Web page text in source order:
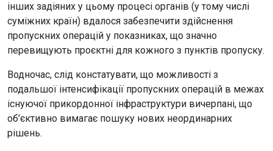
інших задіяних у цьому процесі органів (у тому числі
суміжних країн) вдалося забезпечити здійснення
пропускних операцій у показниках, що значно
перевищують проєктні для кожного з пунктів пропуску.
Водночас, слід констатувати, що можливості з
подальшої інтенсифікації пропускних операцій в межах
існуючої прикордонної інфраструктури вичерпані, що
об’єктивно вимагає пошуку нових неординарних
рішень.